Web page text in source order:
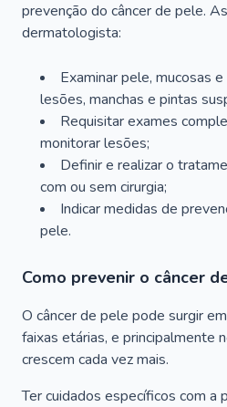
prevenção do câncer de pele.
dermatologista:
Examinar pele, mucosas
lesões, manchas e pintas
Requisitar exames
monitorar lesões;
Definir e realizar o
com ou sem cirurgia;
Indicar medidas de
pele.
Como prevenir o câncer
O câncer de pele pode surgir
faixas etárias, e principalmente
crescem cada vez mais.
Ter cuidados específicos com a